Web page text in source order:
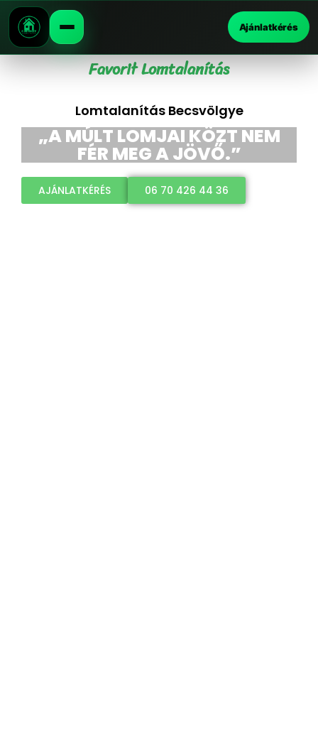
Ajánlatkérés
Favorit Lomtalanítás
Lomtalanítás Becsvölgye
„A MÚLT LOMJAI KÖZT NEM
FÉR MEG A JÖVŐ.”
AJÁNLATKÉRÉS 06 70 426 44 36